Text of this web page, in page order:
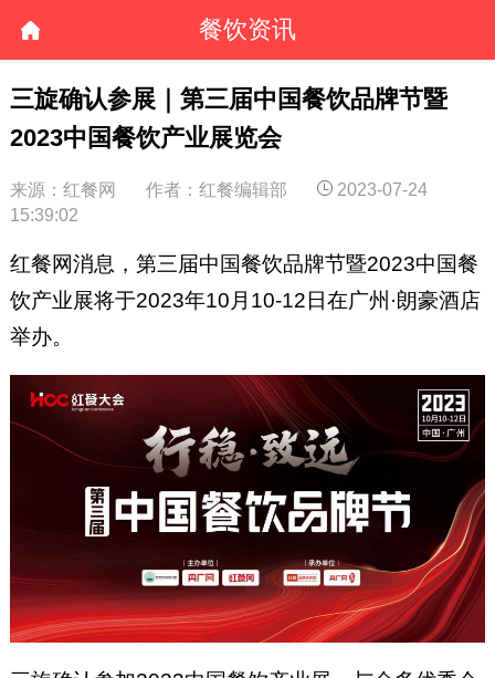
餐饮资讯
三旋确认参展｜第三届中国餐饮品牌节暨
2023中国餐饮产业展览会
来源：红餐网 作者：红餐编辑部
2023-07-24
15:39:02
红餐网消息，第三届中国餐饮品牌节暨2023中国餐
饮产业展将于2023年10月10-12日在广州·朗豪酒店
举办。